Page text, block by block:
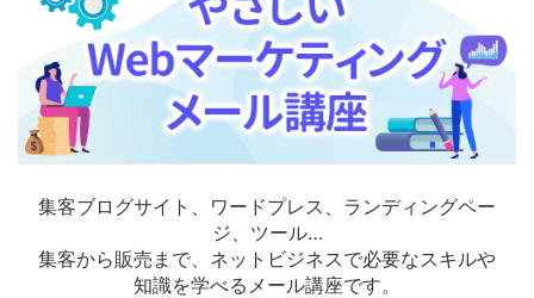
集客ブログサイト、ワードプレス、ランディングペー
ジ、ツール…
集客から販売まで、ネットビジネスで必要なスキルや
知識を学べるメール講座です。